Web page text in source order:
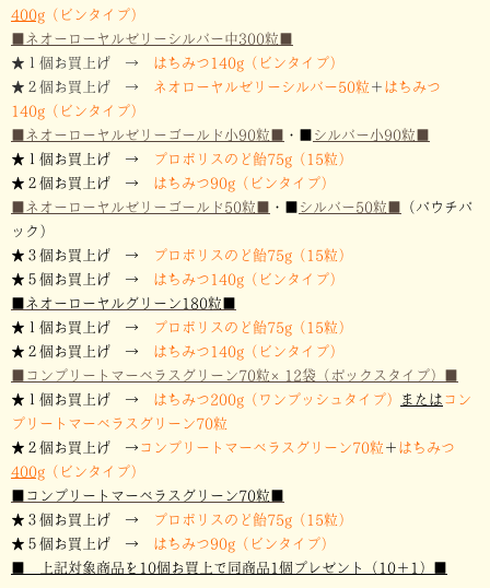
400g （ビンタイプ）
■ネオーローヤルゼリーシルバー中300粒 ■
★１個お買上げ → はちみつ140g（ビンタイプ）
★２個お買上げ → ネオローヤルゼリーシルバー50粒 ＋ はちみつ
140g（ビンタイプ）
■ネオーローヤルゼリーゴールド小90粒 ■ ・ ■ シルバー小90粒 ■
★１個お買上げ → プロポリスのど飴75g（15粒）
★２個お買上げ → はちみつ90g（ビンタイプ）
■ネオーローヤルゼリーゴールド50粒 ■ ・ ■ シルバー50粒 ■
（パウチパ
ック ）
★３個お買上げ → プロポリスのど飴75g（15粒）
★５個お買上げ → はちみつ140g（ビンタイプ）
■ネオーローヤルグリーン180粒■
★１個お買上げ → プロポリスのど飴75g（15粒）
★２個お買上げ → はちみつ140g（ビンタイプ）
■コンプリートマーベラスグリーン70粒×12袋（ボックスタイプ）
■
★１個お買上げ → はちみつ200g（ワンプッシュタイプ） または コン
プリートマーベラスグリーン70粒
★２個お買上げ → コンプリートマーベラスグリーン70粒 ＋ はちみつ
400g （ビンタイプ）
■コンプリートマーベラスグリーン70粒■
★３個お買上げ → プロポリスのど飴75g（15粒）
★５個お買上げ → はちみつ90g（ビンタイプ）
■ 上記対象商品を10個お買上で同商品1個プレゼント（10＋1） ■